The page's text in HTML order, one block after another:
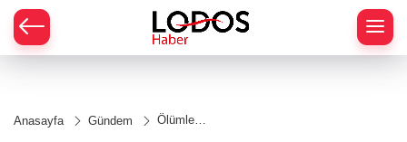
Anasayfa Gündem
Ölümle